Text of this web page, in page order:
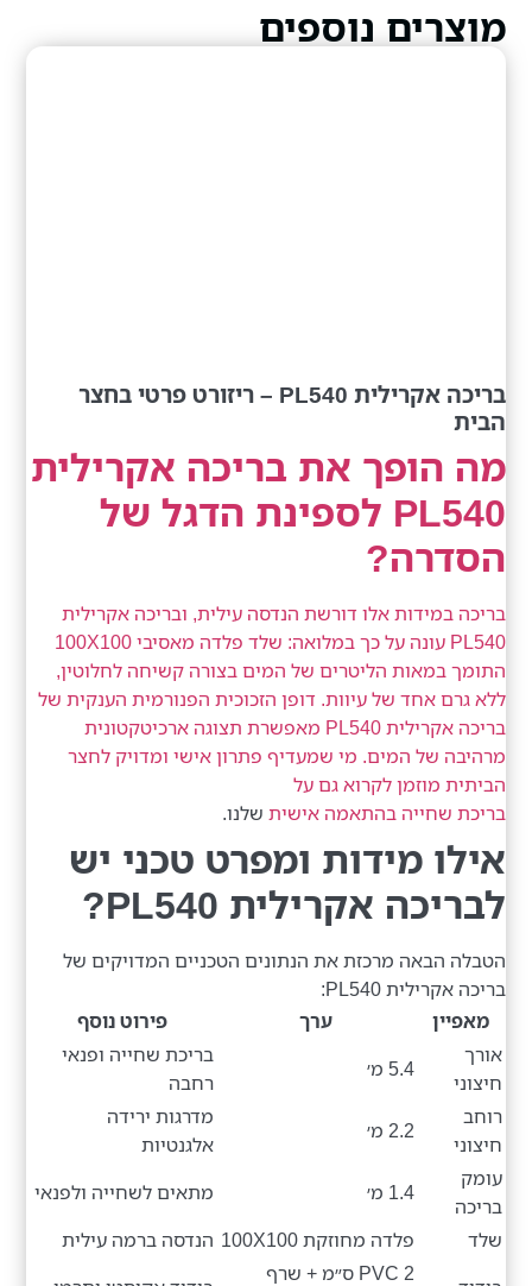
מוצרים נוספים
בריכה אקרילית PL540 – ריזורט פרטי בחצר
הבית
מה הופך את בריכה אקרילית
PL540 לספינת הדגל של
הסדרה?
בריכה במידות אלו דורשת הנדסה עילית, ובריכה אקרילית
PL540 עונה על כך במלואה: שלד פלדה מאסיבי 100X100
התומך במאות הליטרים של המים בצורה קשיחה לחלוטין,
ללא גרם אחד של עיוות. דופן הזכוכית הפנורמית הענקית של
בריכה אקרילית PL540 מאפשרת תצוגה ארכיטקטונית
מרהיבה של המים. מי שמעדיף פתרון אישי ומדויק לחצר
הביתית מוזמן לקרוא גם על
בריכת שחייה בהתאמה אישית שלנו.
אילו מידות ומפרט טכני יש
לבריכה אקרילית PL540?
הטבלה הבאה מרכזת את הנתונים הטכניים המדויקים של
בריכה אקרילית PL540:
מאפיין
ערך
פירוט נוסף
אורך
חיצוני
5.4 מ׳
בריכת שחייה ופנאי
רחבה
רוחב
חיצוני
2.2 מ׳
מדרגות ירידה
אלגנטיות
עומק
בריכה
1.4 מ׳
מתאים לשחייה ולפנאי
שלד
פלדה מחוזקת 100X100
הנדסה ברמה עילית
PVC 2 ס״מ + שרף